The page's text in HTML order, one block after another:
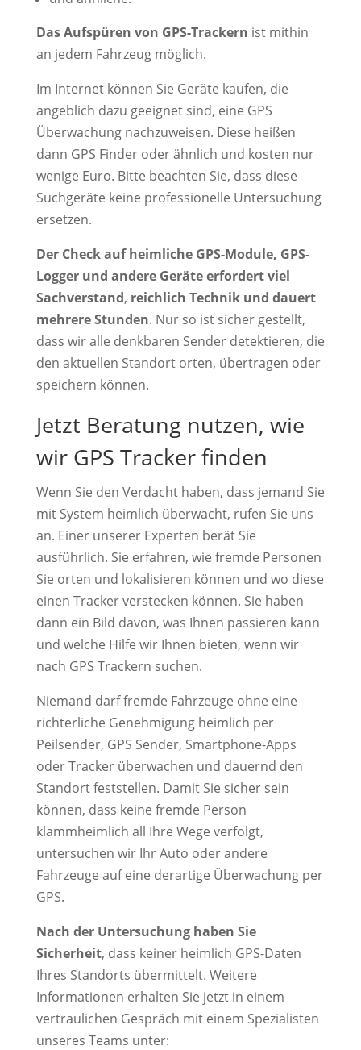
Das Aufspüren von GPS-Trackern ist mithin
an jedem Fahrzeug möglich.
Im Internet können Sie Geräte kaufen, die
angeblich dazu geeignet sind, eine GPS
Überwachung nachzuweisen. Diese heißen
dann GPS Finder oder ähnlich und kosten nur
wenige Euro. Bitte beachten Sie, dass diese
Suchgeräte keine professionelle Untersuchung
ersetzen.
Der Check auf heimliche GPS-Module, GPS-
Logger und andere Geräte erfordert viel
Sachverstand, reichlich Technik und dauert
mehrere Stunden. Nur so ist sicher gestellt,
dass wir alle denkbaren Sender detektieren, die
den aktuellen Standort orten, übertragen oder
speichern können.
Jetzt Beratung nutzen, wie
wir GPS Tracker finden
Wenn Sie den Verdacht haben, dass jemand Sie
mit System heimlich überwacht, rufen Sie uns
an. Einer unserer Experten berät Sie
ausführlich. Sie erfahren, wie fremde Personen
Sie orten und lokalisieren können und wo diese
einen Tracker verstecken können. Sie haben
dann ein Bild davon, was Ihnen passieren kann
und welche Hilfe wir Ihnen bieten, wenn wir
nach GPS Trackern suchen.
Niemand darf fremde Fahrzeuge ohne eine
richterliche Genehmigung heimlich per
Peilsender, GPS Sender, Smartphone-Apps
oder Tracker überwachen und dauernd den
Standort feststellen. Damit Sie sicher sein
können, dass keine fremde Person
klammheimlich all Ihre Wege verfolgt,
untersuchen wir Ihr Auto oder andere
Fahrzeuge auf eine derartige Überwachung per
GPS.
Nach der Untersuchung haben Sie
Sicherheit, dass keiner heimlich GPS-Daten
Ihres Standorts übermittelt. Weitere
Informationen erhalten Sie jetzt in einem
vertraulichen Gespräch mit einem Spezialisten
unseres Teams unter: